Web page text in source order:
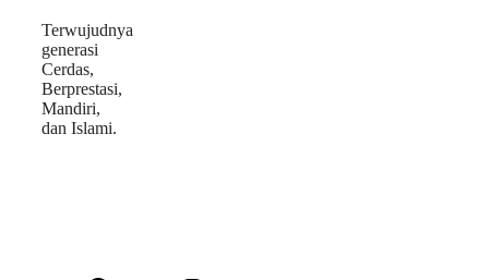
Terwujudnya
generasi
Cerdas,
Berprestasi,
Mandiri,
dan Islami.